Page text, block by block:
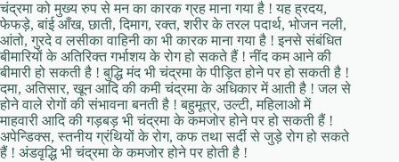
चंद्रमा को मुख्य रुप से मन का कारक ग्रह माना गया है ! यह ह्रदय,
फेफड़े, बांई आँख, छाती, दिमाग, रक्त, शरीर के तरल पदार्थ, भोजन नली,
आंतो, गुरदे व लसीका वाहिनी का भी कारक माना गया है ! इनसे संबंधित
बीमारियों के अतिरिक्त गर्भाशय के रोग हो सकते हैं ! नींद कम आने की
बीमारी हो सकती है ! बुद्धि मंद भी चंद्रमा के पीड़ित होने पर हो सकती है !
दमा, अतिसार, खून आदि की कमी चंद्रमा के अधिकार में आती है ! जल से
होने वाले रोगों की संभावना बनती है ! बहुमूत्र, उल्टी, महिलाओ में
माहवारी आदि की गड़बड़ भी चंद्रमा के कमजोर होने पर हो सकती हैं !
अपेन्डिक्स, स्तनीय ग्रंथियों के रोग, कफ तथा सर्दी से जुड़े रोग हो सकते
हैं ! अंडवृद्धि भी चंद्रमा के कमजोर होने पर होती है !